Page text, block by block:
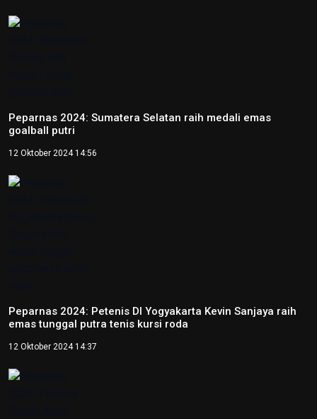
Peparnas 2024: Sumatera Selatan raih medali emas
goalball putri
12 Oktober 2024 14:56
Peparnas 2024: Petenis DI Yogyakarta Kevin Sanjaya raih
emas tunggal putra tenis kursi roda
12 Oktober 2024 14:37